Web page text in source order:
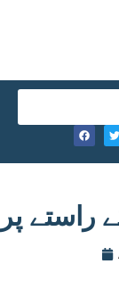
راستے پر